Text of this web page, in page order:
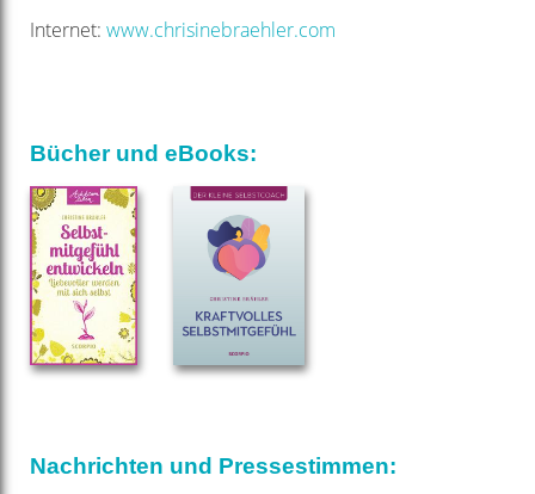
Internet: www.chrisinebraehler.com
Bücher und eBooks:
Nachrichten und Pressestimmen: